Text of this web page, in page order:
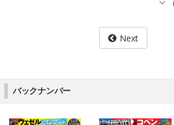
Next
バックナンバー